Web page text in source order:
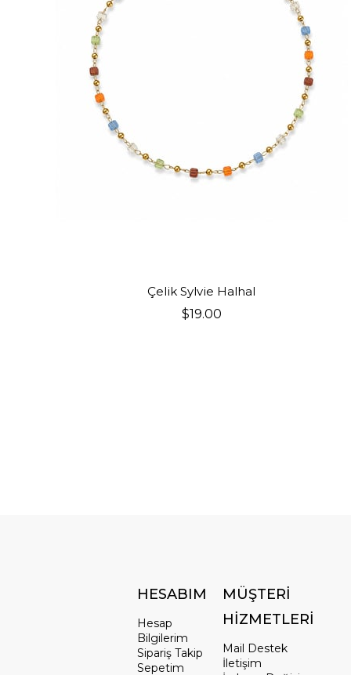
SEPETE EKLE
Çelik Sylvie Halhal
$19.00
HESABIM
Hesap
Bilgilerim
Sipariş Takip
Sepetim
MÜŞTERİ
HİZMETLERİ
Mail Destek
İletişim